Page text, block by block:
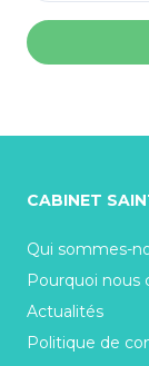
CABINET
Qui sommes-
Pourquoi nous
Actualités
Politique de